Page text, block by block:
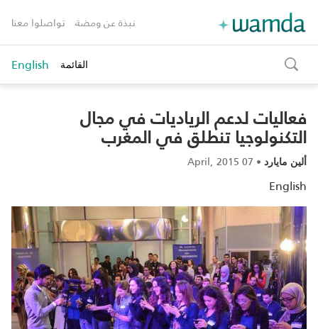
نبذة عن ومضة تواصلوا معنا
toggle
search
القائمة English
فعاليات لدعم الرياديات في مجال
التكنولوجيا تنطلق في المغرب‎
ألين مايارد •
07 April, 2015
English